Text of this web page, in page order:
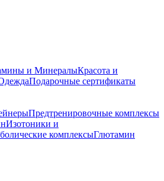
и МинералыКрасота и
Подарочные сертификаты
Предтренировочные комплексы
Изотоники и
комплексыГлютамин